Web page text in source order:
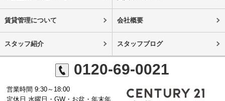
賃貸管理について 会社概要
スタッフ紹介 スタッフブログ
0120-69-0021
営業時間 9:30～18:00
定休日 水曜日・GW・お盆・年末年